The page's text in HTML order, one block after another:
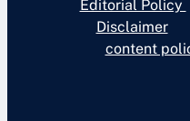
Editorial Policy
Disclaimer
content